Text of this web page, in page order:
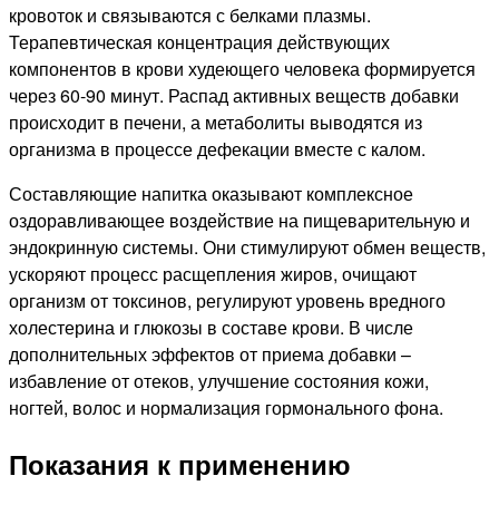
кровоток и связываются с белками плазмы.
Терапевтическая концентрация действующих
компонентов в крови худеющего человека формируется
через 60-90 минут. Распад активных веществ добавки
происходит в печени, а метаболиты выводятся из
организма в процессе дефекации вместе с калом.
Составляющие напитка оказывают комплексное
оздоравливающее воздействие на пищеварительную и
эндокринную системы. Они стимулируют обмен веществ,
ускоряют процесс расщепления жиров, очищают
организм от токсинов, регулируют уровень вредного
холестерина и глюкозы в составе крови. В числе
дополнительных эффектов от приема добавки –
избавление от отеков, улучшение состояния кожи,
ногтей, волос и нормализация гормонального фона.
Показания к применению